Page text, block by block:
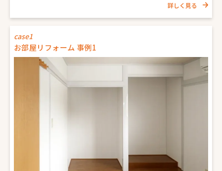
詳しく見る
case1
お部屋リフォーム 事例1